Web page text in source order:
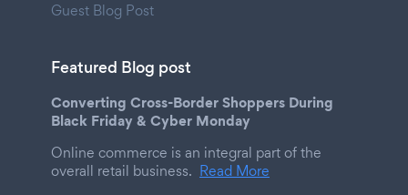
Guest Blog Post
Featured Blog post
Converting Cross-Border Shoppers During
Black Friday & Cyber Monday
Online commerce is an integral part of the
overall retail business. Read More